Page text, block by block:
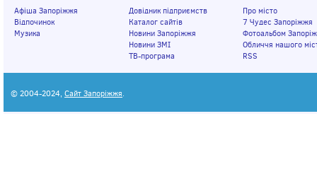
Афіша Запоріжжя
Відпочинок
Музика
Довідник підприємств
Каталог сайтів
Новини Запоріжжя
Новини ЗМІ
ТВ-програма
Про місто
7 Чудес Запоріжжя
Фотоальбом
Обличчя нашого
RSS
© 2004-2024, Сайт Запоріжжя.